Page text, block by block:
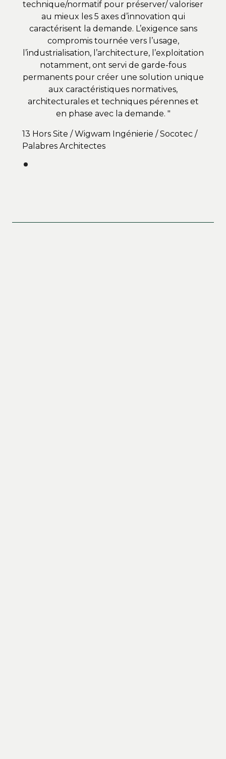
technique/normatif pour préserver/ valoriser
au mieux les 5 axes d’innovation qui
caractérisent la demande. L’exigence sans
compromis tournée vers l’usage,
l’industrialisation, l’architecture, l’exploitation
notamment, ont servi de garde-fous
permanents pour créer une solution unique
aux caractéristiques normatives,
architecturales et techniques pérennes et
en phase avec la demande. "
13 Hors Site / Wigwam Ingénierie / Socotec /
Palabres Architectes